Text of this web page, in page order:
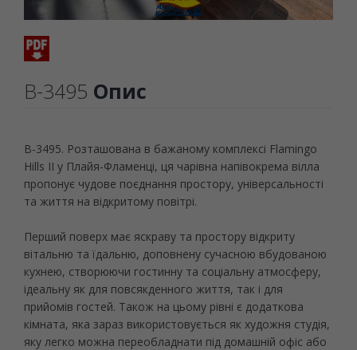
B-3495 Опис
B-3495. Розташована в бажаному комплексі Flamingo
Hills II у Плайя-Фламенці, ця чарівна напівокрема вілла
пропонує чудове поєднання простору, універсальності
та життя на відкритому повітрі.
Перший поверх має яскраву та простору відкриту
вітальню та їдальню, доповнену сучасною вбудованою
кухнею, створюючи гостинну та соціальну атмосферу,
ідеальну як для повсякденного життя, так і для
прийомів гостей. Також на цьому рівні є додаткова
кімната, яка зараз використовується як художня студія,
яку легко можна переобладнати під домашній офіс або